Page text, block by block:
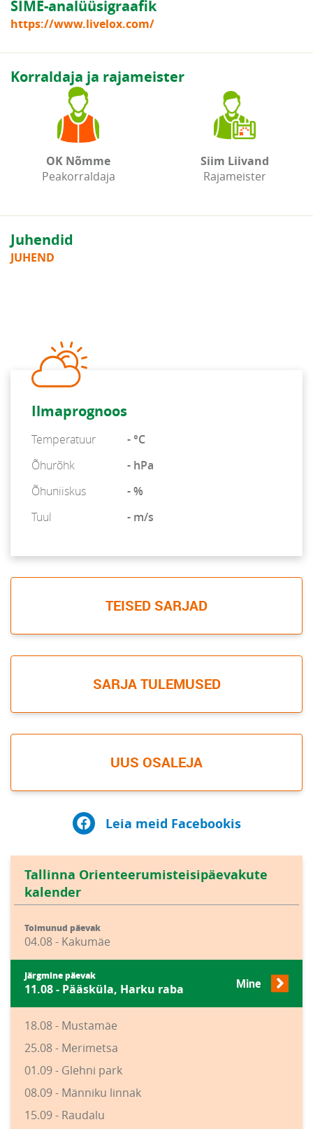
SIME-analüüsigraafik
https://www.livelox.com/
Korraldaja ja rajameister
OK Nõmme
Peakorraldaja
Siim Liivand
Rajameister
Juhendid
JUHEND
Ilmaprognoos
Temperatuur
- °C
Õhurõhk
- hPa
Õhuniiskus
- %
Tuul
- m/s
TEISED SARJAD
SARJA TULEMUSED
UUS OSALEJA
Leia meid Facebookis
Tallinna Orienteerumisteisipäevakute
kalender
Toimunud päevak
04.08 - Kakumäe
Järgmine päevak
11.08 - Pääsküla, Harku raba Mine
18.08 - Mustamäe
25.08 - Merimetsa
01.09 - Glehni park
08.09 - Männiku linnak
15.09 - Raudalu